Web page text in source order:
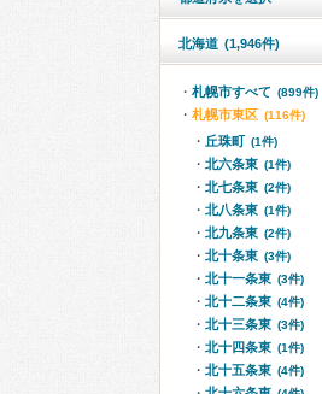
北海道 (1,946件)
札幌市すべて (899件)
札幌市東区 (116件)
丘珠町 (1件)
北六条東 (1件)
北七条東 (2件)
北八条東 (1件)
北九条東 (2件)
北十条東 (3件)
北十一条東 (3件)
北十二条東 (4件)
北十三条東 (3件)
北十四条東 (1件)
北十五条東 (4件)